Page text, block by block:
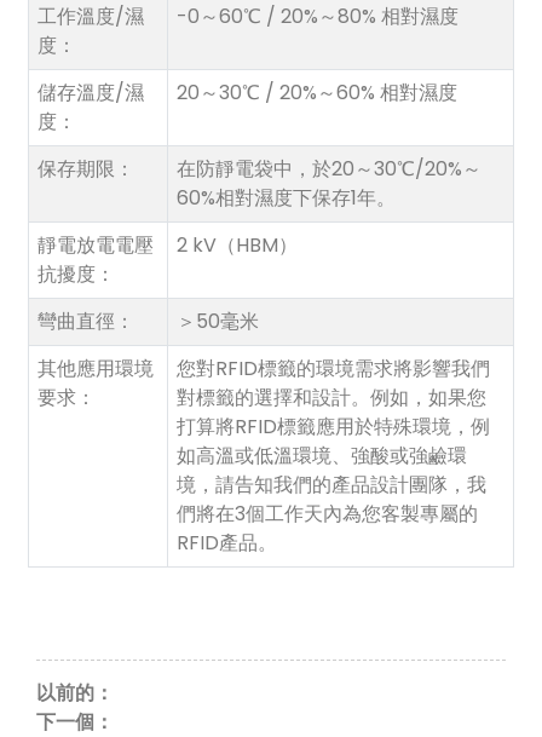
工作溫度/濕
度：
-0～60℃ / 20%～80% 相對濕度
儲存溫度/濕
度：
20～30℃ / 20%～60% 相對濕度
保存期限：
在防靜電袋中，於20～30℃/20%～
60%相對濕度下保存1年。
靜電放電電壓
抗擾度：
2 kV（HBM）
彎曲直徑：
＞50毫米
其他應用環境
要求：
您對RFID標籤的環境需求將影響我們
對標籤的選擇和設計。例如，如果您
打算將RFID標籤應用於特殊環境，例
如高溫或低溫環境、強酸或強鹼環
境，請告知我們的產品設計團隊，我
們將在3個工作天內為您客製專屬的
RFID產品。
以前的：
下一個：